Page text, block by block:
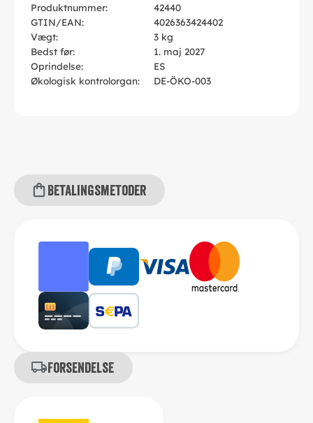
Produktnummer:
42440
GTIN/EAN:
4026363424402
Vægt:
3 kg
Bedst før:
1. maj 2027
Oprindelse:
ES
Økologisk kontrolorgan:
DE-ÖKO-003
Betalingsmetoder
Forsendelse